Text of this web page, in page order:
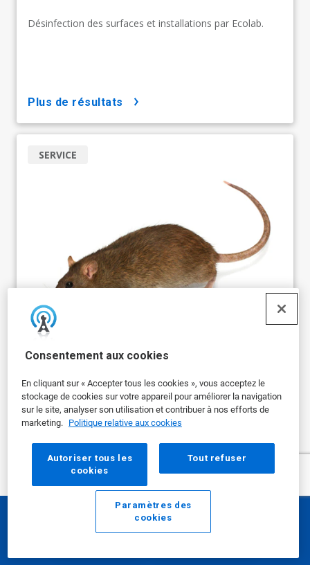
Consentement aux cookies
En cliquant sur « Accepter tous les cookies », vous acceptez le
stockage de cookies sur votre appareil pour améliorer la navigation
sur le site, analyser son utilisation et contribuer à nos efforts de
marketing. Politique relative aux cookies
Autoriser tous les
cookies
Tout refuser
Paramètres des
cookies
Désinfection des surfaces et installations par Ecolab.
plus de résultats
Services et programmes de
milieu commercial
Les services de contrôle des rongeurs d'Ecolab
SERVICE
plus de résultats
E-mail Appelez